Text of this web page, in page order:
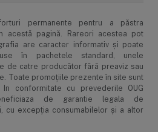
permanente pentru a păstra
acestă pagină. Rareori acestea pot
are caracter informativ şi poate
în pachetele standard, unele
de catre producător fără preaviz sau
Toate promoţiile prezente în site sunt
conformitate cu prevederile OUG
de garantie legala de
cu excepția consumabilelor și a altor